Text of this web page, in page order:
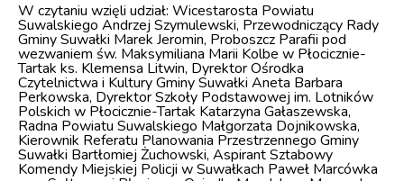
W czytaniu wzięli udział: Wicestarosta Powiatu
Suwalskiego Andrzej Szymulewski, Przewodniczący Rady
Gminy Suwałki Marek Jeromin, Proboszcz Parafii pod
wezwaniem św. Maksymiliana Marii Kolbe w Płocicznie-
Tartak ks. Klemensa Litwin, Dyrektor Ośrodka
Czytelnictwa i Kultury Gminy Suwałki Aneta Barbara
Perkowska, Dyrektor Szkoły Podstawowej im. Lotników
Polskich w Płocicznie-Tartak Katarzyna Gałaszewska,
Radna Powiatu Suwalskiego Małgorzata Dojnikowska,
Kierownik Referatu Planowania Przestrzennego Gminy
Suwałki Bartłomiej Żuchowski, Aspirant Sztabowy
Komendy Miejskiej Policji w Suwałkach Paweł Marcówka